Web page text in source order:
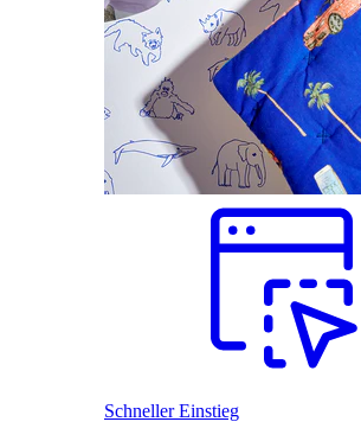
Schneller Einstieg